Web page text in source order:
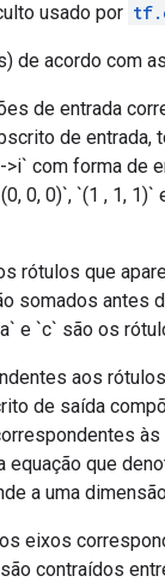
usado por
de acordo com
de entrada
de entrada,
com forma de
0, 0)`, `(1 , 1, 1)`
rótulos que
somados antes
e `c` são os
aos
de saída
que
a uma
eixos
contraídos